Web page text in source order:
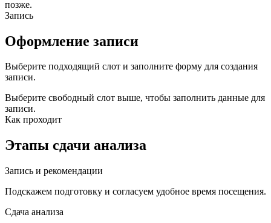
позже.
Запись
Оформление записи
Выберите подходящий слот и заполните форму для создания
записи.
Выберите свободный слот выше, чтобы заполнить данные для
записи.
Как проходит
Этапы сдачи анализа
Запись и рекомендации
Подскажем подготовку и согласуем удобное время посещения.
Сдача анализа